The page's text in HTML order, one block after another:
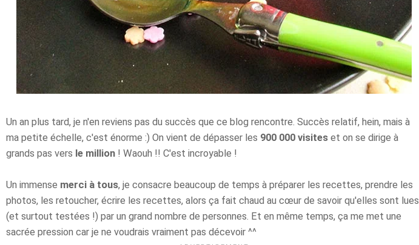
Un an plus tard, je n'en reviens pas du succès que ce blog rencontre. Succès relatif, hein, mais à
ma petite échelle, c'est énorme :) On vient de dépasser les 900 000 visites et on se dirige à
grands pas vers le million ! Waouh !! C'est incroyable !
Un immense merci à tous, je consacre beaucoup de temps à préparer les recettes, prendre les
photos, les retoucher, écrire les recettes, alors ça fait chaud au cœur de savoir qu'elles sont lues
(et surtout testées !) par un grand nombre de personnes. Et en même temps, ça me met une
sacrée pression car je ne voudrais vraiment pas décevoir ^^